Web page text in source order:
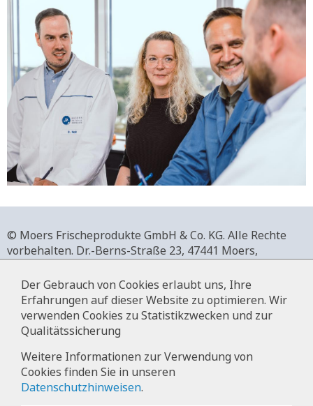
© Moers Frischeprodukte GmbH & Co. KG. Alle Rechte
vorbehalten. Dr.-Berns-Straße 23, 47441 Moers,
+49 2841 911-0,www.moers-frischeprodukte.de
Impressum
Datenschutz
Der Gebrauch von Cookies erlaubt uns, Ihre
Erfahrungen auf dieser Website zu optimieren. Wir
verwenden Cookies zu Statistikzwecken und zur
Qualitätssicherung
Weitere Informationen zur Verwendung von
Cookies finden Sie in unseren
Datenschutzhinweisen.